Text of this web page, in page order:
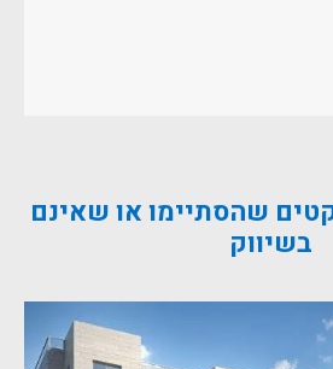
שהסתיימו או שאינם
בשיווק